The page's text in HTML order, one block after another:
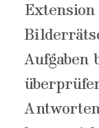
Aufgaben